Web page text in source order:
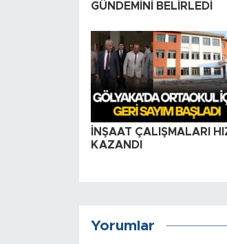
GÜNDEMİNİ BELİRLEDİ
İNŞAAT ÇALIŞMALARI
KAZANDI
Yorumlar